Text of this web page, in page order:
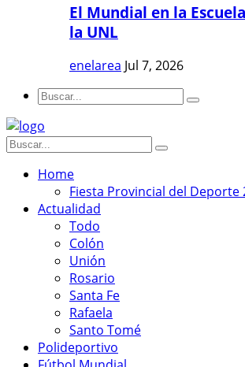
El Mundial en la
la UNL
enelarea Jul 7, 2026
Home
Fiesta Provincial del Deporte
Actualidad
Todo
Colón
Unión
Rosario
Santa Fe
Rafaela
Santo Tomé
Polideportivo